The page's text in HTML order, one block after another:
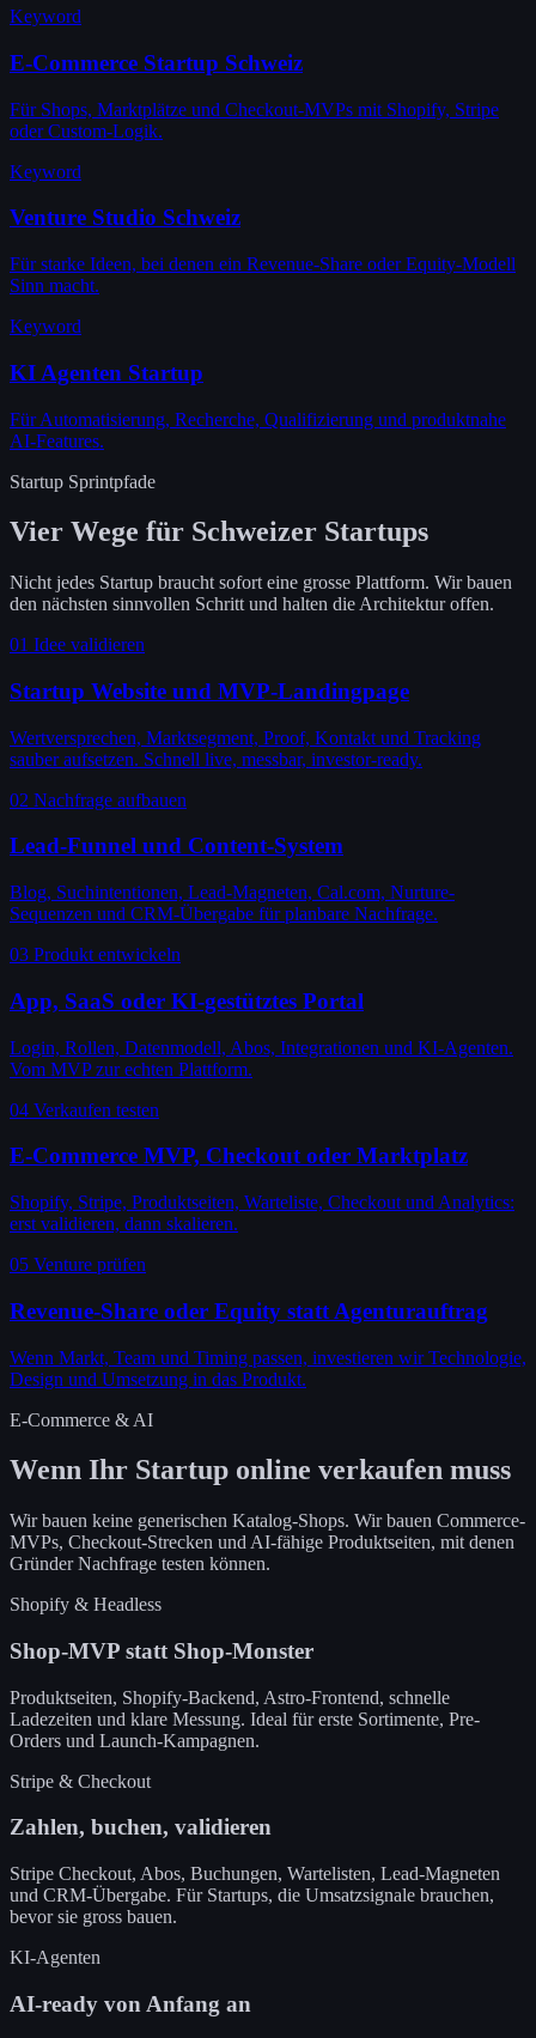
Keyword
E-Commerce Startup Schweiz
Für Shops, Marktplätze und Checkout-MVPs mit Shopify, Stripe
oder Custom-Logik.
Keyword
Venture Studio Schweiz
Für starke Ideen, bei denen ein Revenue-Share oder Equity-Modell
Sinn macht.
Keyword
KI Agenten Startup
Für Automatisierung, Recherche, Qualifizierung und produktnahe
AI-Features.
Startup Sprintpfade
Vier Wege für Schweizer Startups
Nicht jedes Startup braucht sofort eine grosse Plattform. Wir bauen
den nächsten sinnvollen Schritt und halten die Architektur offen.
01 Idee validieren
Startup Website und MVP-Landingpage
Wertversprechen, Marktsegment, Proof, Kontakt und Tracking
sauber aufsetzen. Schnell live, messbar, investor-ready.
02 Nachfrage aufbauen
Lead-Funnel und Content-System
Blog, Suchintentionen, Lead-Magneten, Cal.com, Nurture-
Sequenzen und CRM-Übergabe für planbare Nachfrage.
03 Produkt entwickeln
App, SaaS oder KI-gestütztes Portal
Login, Rollen, Datenmodell, Abos, Integrationen und KI-Agenten.
Vom MVP zur echten Plattform.
04 Verkaufen testen
E-Commerce MVP, Checkout oder Marktplatz
Shopify, Stripe, Produktseiten, Warteliste, Checkout und Analytics:
erst validieren, dann skalieren.
05 Venture prüfen
Revenue-Share oder Equity statt Agenturauftrag
Wenn Markt, Team und Timing passen, investieren wir Technologie,
Design und Umsetzung in das Produkt.
E-Commerce & AI
Wenn Ihr Startup online verkaufen muss
Wir bauen keine generischen Katalog-Shops. Wir bauen Commerce-
MVPs, Checkout-Strecken und AI-fähige Produktseiten, mit denen
Gründer Nachfrage testen können.
Shopify & Headless
Shop-MVP statt Shop-Monster
Produktseiten, Shopify-Backend, Astro-Frontend, schnelle
Ladezeiten und klare Messung. Ideal für erste Sortimente, Pre-
Orders und Launch-Kampagnen.
Stripe & Checkout
Zahlen, buchen, validieren
Stripe Checkout, Abos, Buchungen, Wartelisten, Lead-Magneten
und CRM-Übergabe. Für Startups, die Umsatzsignale brauchen,
bevor sie gross bauen.
KI-Agenten
AI-ready von Anfang an